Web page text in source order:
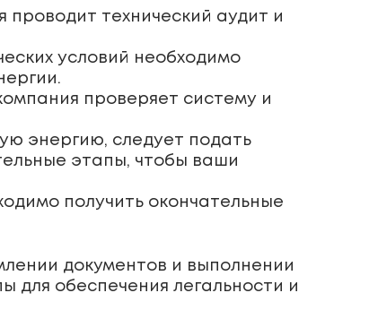
проводит технический аудит и
условий необходимо
проверяет систему и
энергию, следует подать
этапы, чтобы ваши
получить окончательные
документов и выполнении
для обеспечения легальности и